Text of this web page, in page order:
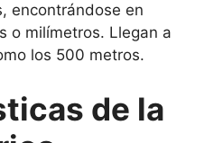
encontrándose en
o milímetros. Llegan a
los 500 metros.
de la